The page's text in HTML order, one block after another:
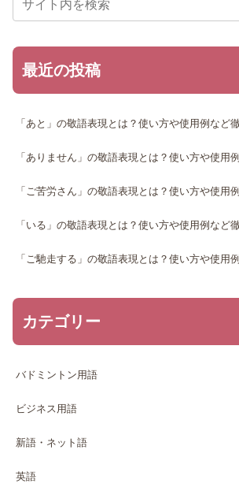
最近の投稿
「あと」の敬語表現とは？使い方や使用例など
「ありません」の敬語表現とは？使い方や使用
「ご苦労さん」の敬語表現とは？使い方や使用
「いる」の敬語表現とは？使い方や使用例など
「ご馳走する」の敬語表現とは？使い方や使用
カテゴリー
バドミントン用語
ビジネス用語
新語・ネット語
英語